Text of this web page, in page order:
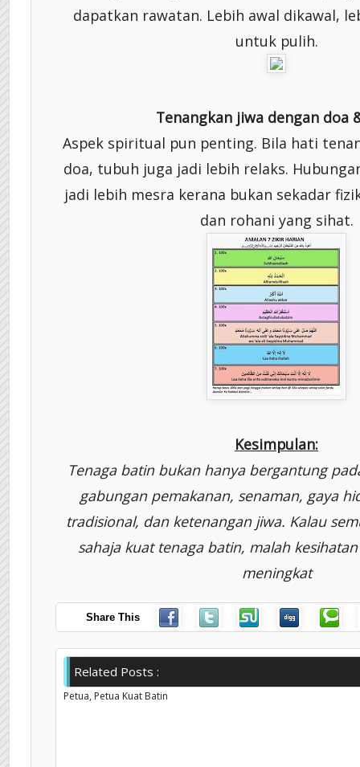
dapatkan rawatan. Lebih awal dikawal,
untuk pulih.
Tenangkan jiwa dengan doa
Aspek spiritual pun penting. Bila hati
doa, tubuh juga jadi lebih relaks.
jadi lebih mesra kerana bukan sekadar
dan rohani yang sihat.
Kesimpulan:
Tenaga batin bukan hanya bergantung
gabungan pemakanan, senaman, gaya
tradisional, dan ketenangan jiwa. Kalau
sahaja kuat tenaga batin, malah
meningkat
Share This
Related Posts :
Petua, Petua Kuat Batin